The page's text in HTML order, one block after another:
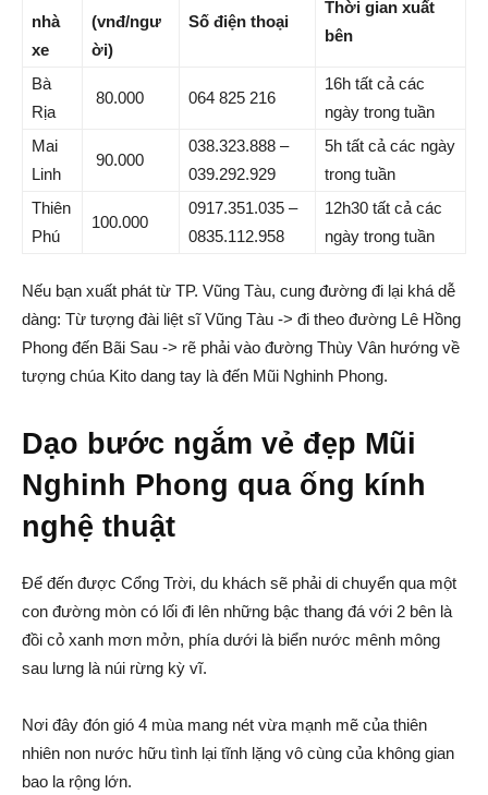
nhà
xe
(vnđ/ngư
ời)
Số điện thoại
Thời gian xuất
bên
Bà
Rịa
80.000 064 825 216
16h tất cả các
ngày trong tuần
Mai
Linh
90.000
038.323.888 –
039.292.929
5h tất cả các ngày
trong tuần
Thiên
Phú
100.000
0917.351.035 –
0835.112.958
12h30 tất cả các
ngày trong tuần
Nếu bạn xuất phát từ TP. Vũng Tàu, cung đường đi lại khá dễ
dàng: Từ tượng đài liệt sĩ Vũng Tàu -> đi theo đường Lê Hồng
Phong đến Bãi Sau -> rẽ phải vào đường Thùy Vân hướng về
tượng chúa Kito dang tay là đến Mũi Nghinh Phong.
Dạo bước ngắm vẻ đẹp Mũi
Nghinh Phong qua ống kính
nghệ thuật
Để đến được Cổng Trời, du khách sẽ phải di chuyển qua một
con đường mòn có lối đi lên những bậc thang đá với 2 bên là
đồi cỏ xanh mơn mởn, phía dưới là biển nước mênh mông
sau lưng là núi rừng kỳ vĩ.
Nơi đây đón gió 4 mùa mang nét vừa mạnh mẽ của thiên
nhiên non nước hữu tình lại tĩnh lặng vô cùng của không gian
bao la rộng lớn.